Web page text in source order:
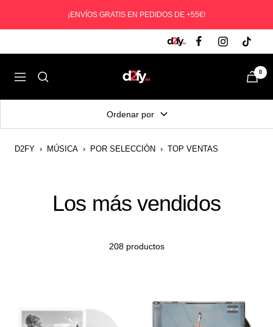
¡ENVÍOS GRATIS EN PEDIDOS DE +55€!
Navegación
D2fy
Direct
To
Fans
0
Ordenar por
D2FY › MÚSICA › POR SELECCIÓN › TOP VENTAS
Los más vendidos
208 productos